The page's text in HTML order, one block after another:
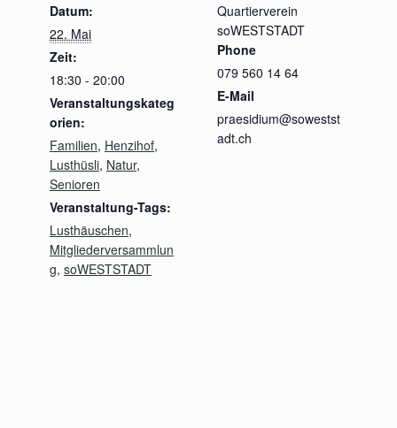
Datum:
22. Mai
Zeit:
18:30 - 20:00
Veranstaltungskateg
orien:
Familien, Henzihof,
Lusthüsli, Natur,
Senioren
Veranstaltung-Tags:
Lusthäuschen,
Mitgliederversammlun
g, soWESTSTADT
Quartierverein
soWESTSTADT
Phone
079 560 14 64
E-Mail
praesidium@sowestst
adt.ch